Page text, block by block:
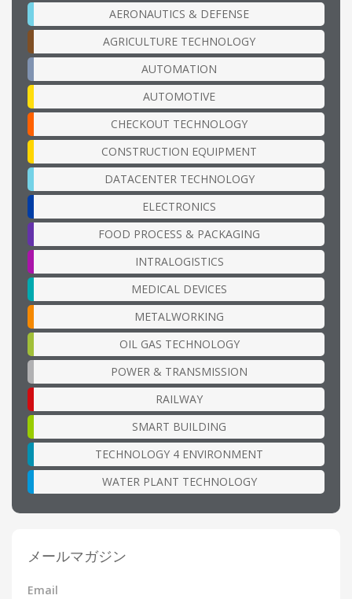
AERONAUTICS & DEFENSE
AGRICULTURE TECHNOLOGY
AUTOMATION
AUTOMOTIVE
CHECKOUT TECHNOLOGY
CONSTRUCTION EQUIPMENT
DATACENTER TECHNOLOGY
ELECTRONICS
FOOD PROCESS & PACKAGING
INTRALOGISTICS
MEDICAL DEVICES
METALWORKING
OIL GAS TECHNOLOGY
POWER & TRANSMISSION
RAILWAY
SMART BUILDING
TECHNOLOGY 4 ENVIRONMENT
WATER PLANT TECHNOLOGY
メールマガジン
Email